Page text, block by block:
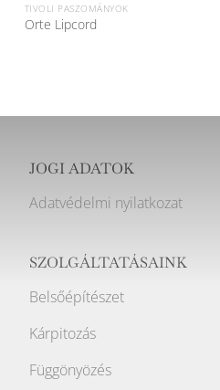
TIVOLI PASZOMÁNYOK
Orte Lipcord
JOGI ADATOK
Adatvédelmi nyilatkozat
SZOLGÁLTATÁSAINK
Belsőépítészet
Kárpitozás
Függönyözés